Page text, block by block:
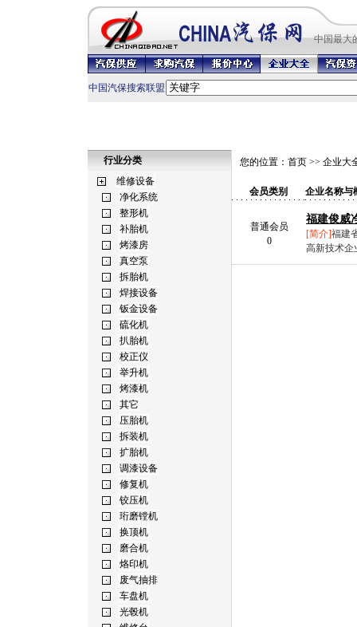
中国最大
中国汽保搜索联盟
行业分类 您的位置： 首页 >> 企业大
会员类别 企业名称与
普通会员
0
福建俊威
[简介]福建
高新技术企